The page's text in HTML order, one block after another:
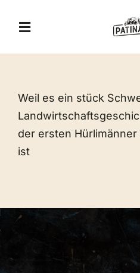
Inhalt
Toggle
Jägerhof Restaurant
Eventlocation
Erlebnis-Gutschein
Weil es ein stück
der ersten
ist